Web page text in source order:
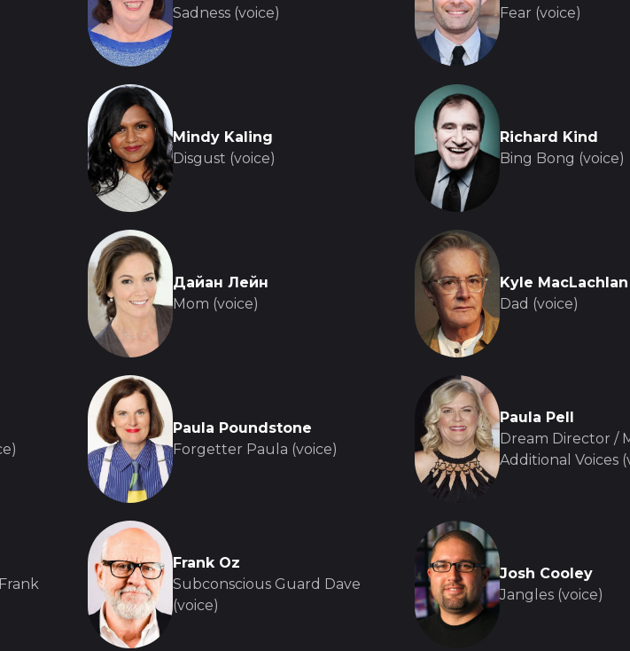
Sadness (voice)
Fear (voice)
Mindy Kaling
Disgust (voice)
Richard Kind
Bing Bong (voice)
Дайан Лейн
Mom (voice)
Kyle MacLachlan
Dad (voice)
Paula Poundstone
Forgetter Paula (voice)
Paula Pell
Dream Director /
Additional Voices
Frank Oz
Subconscious Guard Dave
(voice)
Josh Cooley
Jangles (voice)